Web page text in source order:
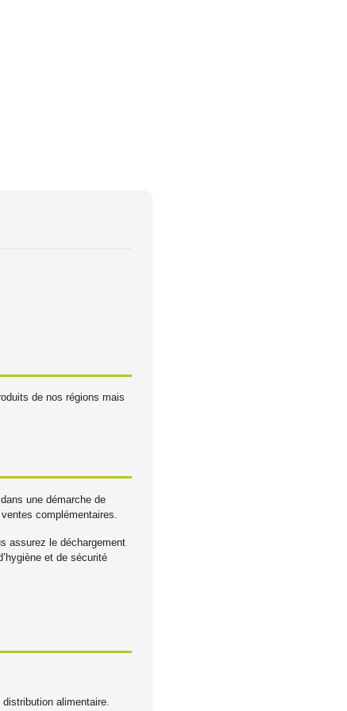
de nos régions mais
une démarche de
complémentaires.
assurez le déchargement
et de sécurité
alimentaire.